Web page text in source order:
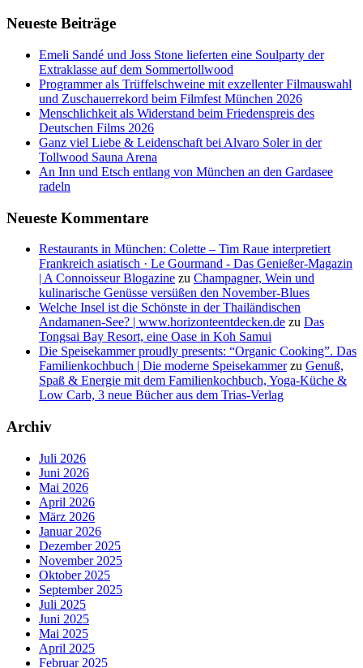
Neueste Beiträge
Emeli Sandé und Joss Stone lieferten eine Soulparty der
Extraklasse auf dem Sommertollwood
Programmer als Trüffelschweine mit exzellenter Filmauswahl
und Zuschauerrekord beim Filmfest München 2026
Menschlichkeit als Widerstand beim Friedenspreis des
Deutschen Films 2026
Ganz viel Liebe & Leidenschaft bei Alvaro Soler in der
Tollwood Sauna Arena
An Inn und Etsch entlang von München an den Gardasee
radeln
Neueste Kommentare
Restaurants in München: Colette – Tim Raue interpretiert
Frankreich asiatisch · Le Gourmand - Das Genießer-Magazin
| A Connoisseur Blogazine zu Champagner, Wein und
kulinarische Genüsse versüßen den November-Blues
Welche Insel ist die Schönste in der Thailändischen
Andamanen-See? | www.horizonteentdecken.de zu Das
Tongsai Bay Resort, eine Oase in Koh Samui
Die Speisekammer proudly presents: “Organic Cooking”. Das
Familienkochbuch | Die moderne Speisekammerzu Genuß,
Spaß & Energie mit dem Familienkochbuch, Yoga-Küche &
Low Carb, 3 neue Bücher aus dem Trias-Verlag
Archiv
Juli 2026
Juni 2026
Mai 2026
April 2026
März 2026
Januar 2026
Dezember 2025
November 2025
Oktober 2025
September 2025
Juli 2025
Juni 2025
Mai 2025
April 2025
Februar 2025